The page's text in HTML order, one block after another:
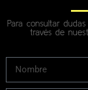
Para consultar
través de